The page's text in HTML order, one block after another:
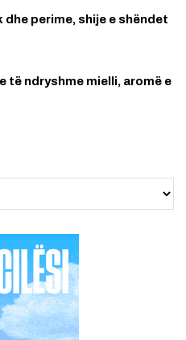
dhe perime, shije e shëndet
të ndryshme mielli, aromë e